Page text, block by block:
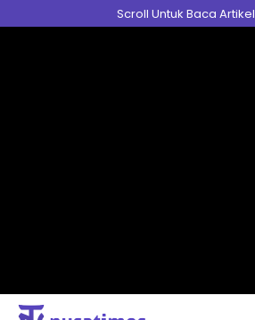
ke
Scroll Untuk Baca Artikel